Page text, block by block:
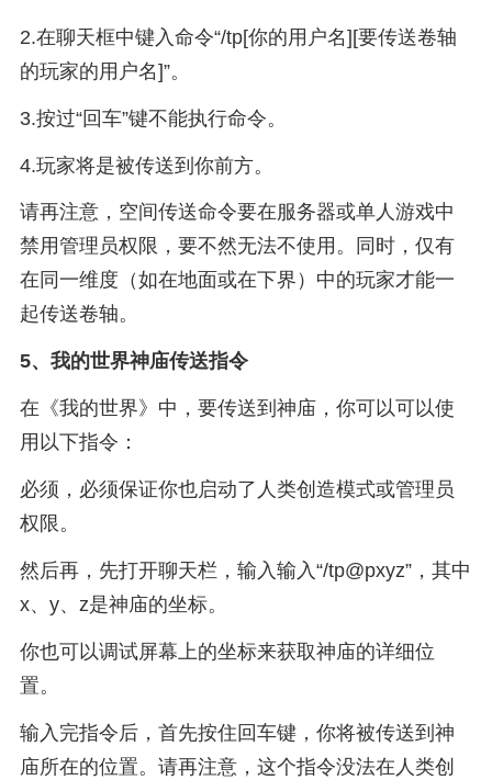
2.在聊天框中键入命令“/tp[你的用户名][要传送卷轴
的玩家的用户名]”。
3.按过“回车”键不能执行命令。
4.玩家将是被传送到你前方。
请再注意，空间传送命令要在服务器或单人游戏中
禁用管理员权限，要不然无法不使用。同时，仅有
在同一维度（如在地面或在下界）中的玩家才能一
起传送卷轴。
5、 我的世界神庙传送指令
在《我的世界》中，要传送到神庙，你可以可以使
用以下指令：
必须，必须保证你也启动了人类创造模式或管理员
权限。
然后再，先打开聊天栏，输入输入“/tp@pxyz”，其中
x、y、z是神庙的坐标。
你也可以调试屏幕上的坐标来获取神庙的详细位
置。
输入完指令后，首先按住回车键，你将被传送到神
庙所在的位置。请再注意，这个指令没法在人类创